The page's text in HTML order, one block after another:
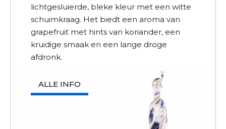
lichtgesluierde, bleke kleur met een witte
schuimkraag. Het biedt een aroma van
grapefruit met hints van koriander, een
kruidige smaak en een lange droge
afdronk.
ALLE INFO